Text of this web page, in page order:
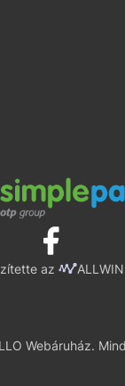
az ALLWIN
Webáruház.